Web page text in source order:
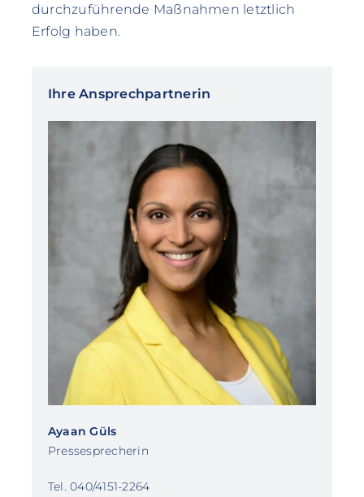
durchzuführende Maßnahmen letztlich
Erfolg haben.
Ihre Ansprechpartnerin
Ayaan Güls
Pressesprecherin
Tel. 040/4151-2264